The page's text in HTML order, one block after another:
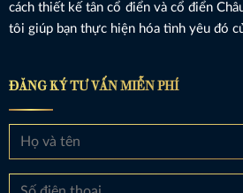
cách thiết kế tân cổ điển và cổ điển
tôi giúp bạn thực hiện hóa tình yêu đó
ĐĂNG KÝ TƯ VẤN MIỄN PHÍ